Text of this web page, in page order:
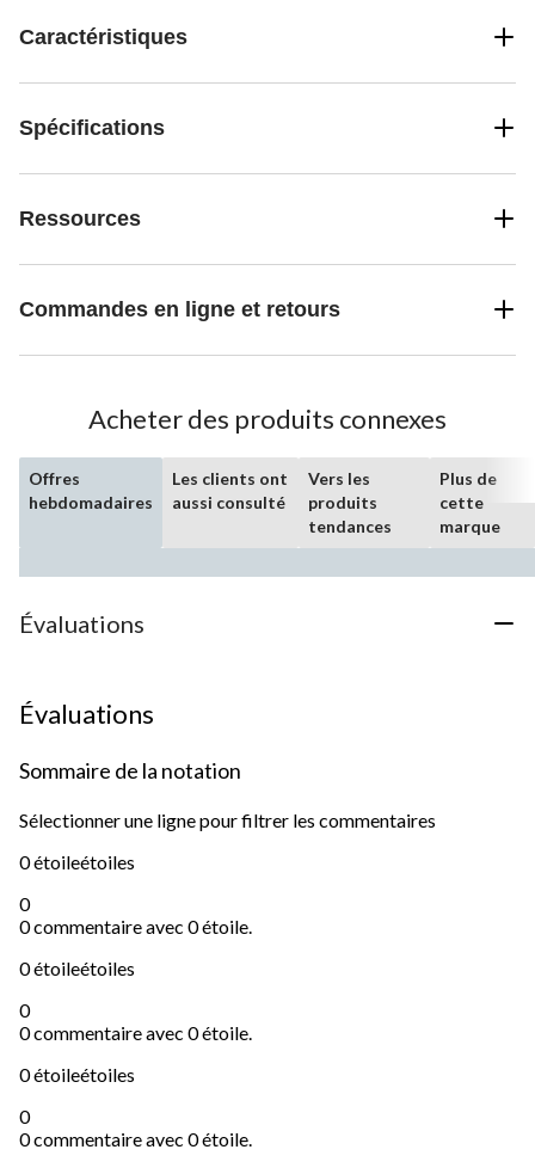
Caractéristiques
Spécifications
Ressources
Commandes en ligne et retours
Acheter des produits connexes
Offres
hebdomadaires
Les clients ont
aussi consulté
Vers les
produits
tendances
Plus de
cette
marque
Évaluations
Évaluations
Sommaire de la notation
Sélectionner une ligne pour filtrer les commentaires
0 étoileétoiles
0
0 commentaire avec 0 étoile.
0 étoileétoiles
0
0 commentaire avec 0 étoile.
0 étoileétoiles
0
0 commentaire avec 0 étoile.